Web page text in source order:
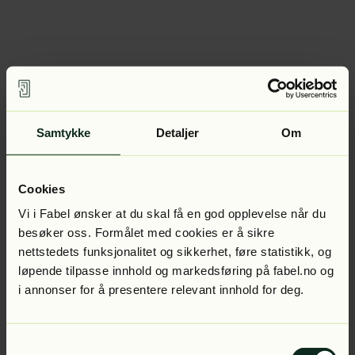
Samtykke Detaljer Om
Cookies
Vi i Fabel ønsker at du skal få en god opplevelse når du
besøker oss. Formålet med cookies er å sikre
nettstedets funksjonalitet og sikkerhet, føre statistikk, og
løpende tilpasse innhold og markedsføring på fabel.no og
i annonser for å presentere relevant innhold for deg.